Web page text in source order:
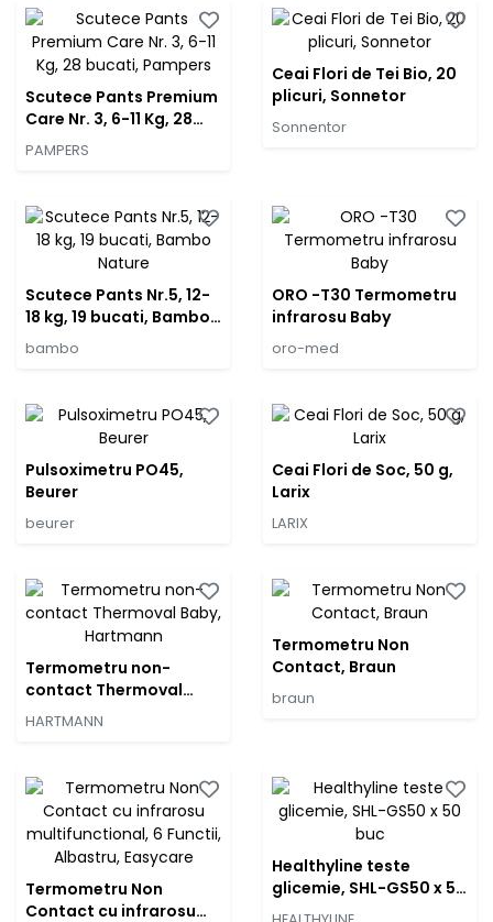
Scutece Pants Premium
Care Nr. 3, 6-11 Kg, 28
bucati, Pampers
PAMPERS
Ceai Flori de Tei Bio, 20
plicuri, Sonnetor
Sonnentor
Scutece Pants Nr.5, 12-
18 kg, 19 bucati, Bambo
Nature
bambo
ORO -T30 Termometru
infrarosu Baby
oro-med
Pulsoximetru PO45,
Beurer
beurer
Ceai Flori de Soc, 50 g,
Larix
LARIX
Termometru non-
contact Thermoval
Baby, Hartmann
HARTMANN
Termometru Non
Contact, Braun
braun
Termometru Non
Contact cu infrarosu
Healthyline teste
glicemie, SHL-GS50 x 50
buc